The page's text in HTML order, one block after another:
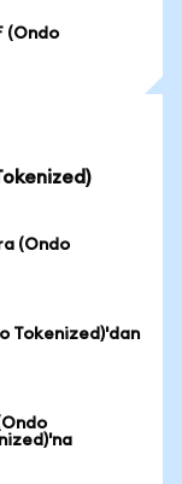
(Ondo
(Ondo
Tokenized)'dan